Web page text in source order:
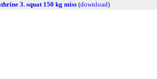
3. squat 150 kg miss (download)